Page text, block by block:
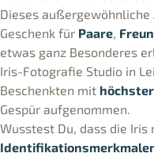
Dieses
Geschenk für Paare
etwas ganz Besonderes
Iris-Fotografie Studio in
Beschenkten mit
Gespür aufgenommen.
Wusstest Du, dass die Iris